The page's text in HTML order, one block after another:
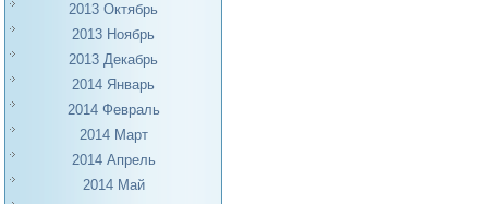
2013 Октябрь
2013 Ноябрь
2013 Декабрь
2014 Январь
2014 Февраль
2014 Март
2014 Апрель
2014 Май